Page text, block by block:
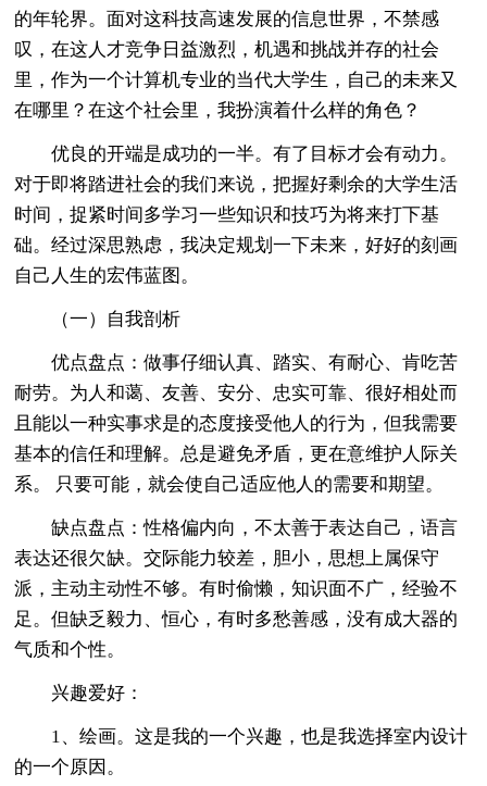
的年轮界。面对这科技高速发展的信息世界，不禁感
叹，在这人才竞争日益激烈，机遇和挑战并存的社会
里，作为一个计算机专业的当代大学生，自己的未来又
在哪里？在这个社会里，我扮演着什么样的角色？
优良的开端是成功的一半。有了目标才会有动力。
对于即将踏进社会的我们来说，把握好剩余的大学生活
时间，捉紧时间多学习一些知识和技巧为将来打下基
础。经过深思熟虑，我决定规划一下未来，好好的刻画
自己人生的宏伟蓝图。
（一）自我剖析
优点盘点：做事仔细认真、踏实、有耐心、肯吃苦
耐劳。为人和蔼、友善、安分、忠实可靠、很好相处而
且能以一种实事求是的态度接受他人的行为，但我需要
基本的信任和理解。总是避免矛盾，更在意维护人际关
系。 只要可能，就会使自己适应他人的需要和期望。
缺点盘点：性格偏内向，不太善于表达自己，语言
表达还很欠缺。交际能力较差，胆小，思想上属保守
派，主动主动性不够。有时偷懒，知识面不广，经验不
足。但缺乏毅力、恒心，有时多愁善感，没有成大器的
气质和个性。
兴趣爱好：
1、绘画。这是我的一个兴趣，也是我选择室内设计
的一个原因。